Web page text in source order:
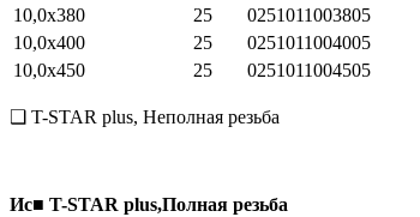
10,0х380
25 0251011003805
10,0х400
25 0251011004005
10,0х450
25 0251011004505
❑ T-STAR plus, Неполная резьба
Ис■ T-STAR plus,Полная резьба